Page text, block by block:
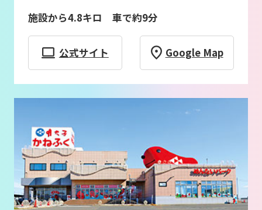
施設から4.8キロ 車で約9分
公式サイト Google Map